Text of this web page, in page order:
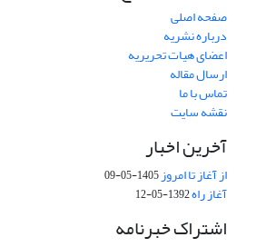
صفحه اصلی
درباره نشریه
اعضای هیات تحریریه
ارسال مقاله
تماس با ما
نقشه سایت
آخرین اخبار
از آغاز تا امروز1405-05-09
آغاز راه1392-05-12
اشتراک خبرنامه